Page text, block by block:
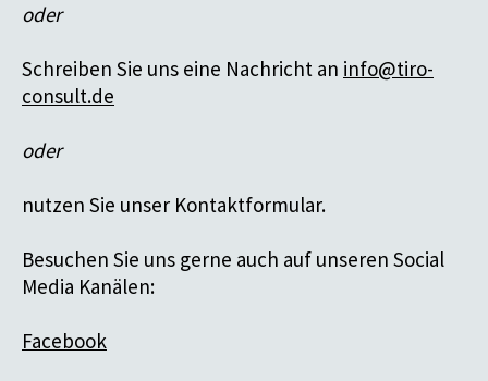
Download
Kontakt
Beratung für Berufstätige & Wiedereinsteiger
oder
Schreiben Sie uns eine Nachricht an info@tiro-
consult.de
oder
nutzen Sie unser Kontaktformular.
Besuchen Sie uns gerne auch auf unseren Social
Media Kanälen:
Facebook